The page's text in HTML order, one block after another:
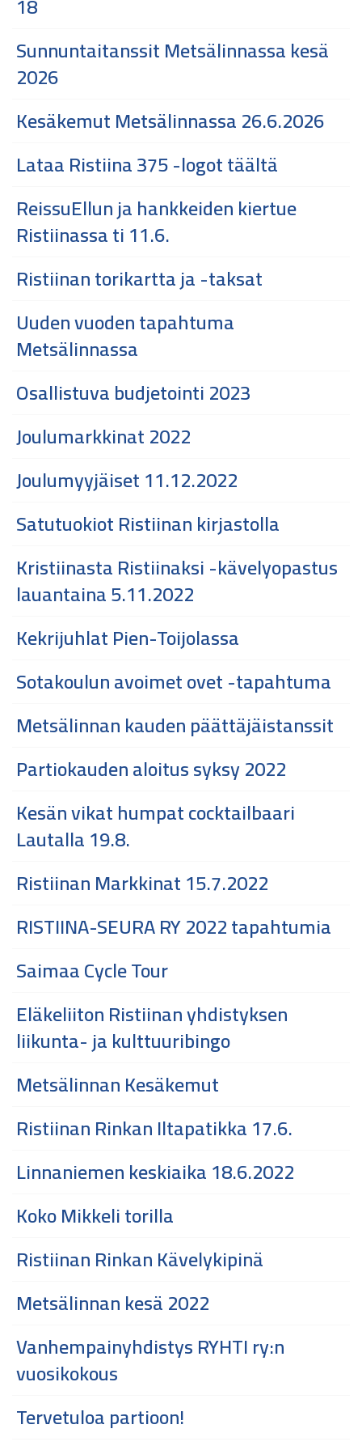
Sunnuntaitanssit Metsälinnassa kesä
2026
Kesäkemut Metsälinnassa 26.6.2026
Lataa Ristiina 375 -logot täältä
ReissuEllun ja hankkeiden kiertue
Ristiinassa ti 11.6.
Ristiinan torikartta ja -taksat
Uuden vuoden tapahtuma
Metsälinnassa
Osallistuva budjetointi 2023
Joulumarkkinat 2022
Joulumyyjäiset 11.12.2022
Satutuokiot Ristiinan kirjastolla
Kristiinasta Ristiinaksi -kävelyopastus
lauantaina 5.11.2022
Kekrijuhlat Pien-Toijolassa
Sotakoulun avoimet ovet -tapahtuma
Metsälinnan kauden päättäjäistanssit
Partiokauden aloitus syksy 2022
Kesän vikat humpat cocktailbaari
Lautalla 19.8.
Ristiinan Markkinat 15.7.2022
RISTIINA-SEURA RY 2022 tapahtumia
Saimaa Cycle Tour
Eläkeliiton Ristiinan yhdistyksen
liikunta- ja kulttuuribingo
Metsälinnan Kesäkemut
Ristiinan Rinkan Iltapatikka 17.6.
Linnaniemen keskiaika 18.6.2022
Koko Mikkeli torilla
Ristiinan Rinkan Kävelykipinä
Metsälinnan kesä 2022
Vanhempainyhdistys RYHTI ry:n
vuosikokous
Tervetuloa partioon!